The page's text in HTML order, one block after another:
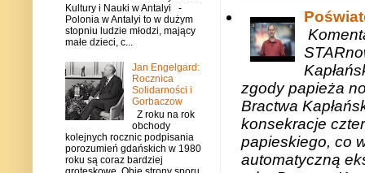
zgody papieża
Bractwa
konsekracje
papieskiego, co
automatyczną
Kultury i Nauki w Antalyi -
Polonia w Antalyi to w dużym
stopniu ludzie młodzi, mający
małe dzieci, c...
Jan Engelgard:
Rocznica
Solidarności i
Gorbaczow
Z roku na rok
obchody
kolejnych rocznic podpisania
porozumień gdańskich w 1980
roku są coraz bardziej